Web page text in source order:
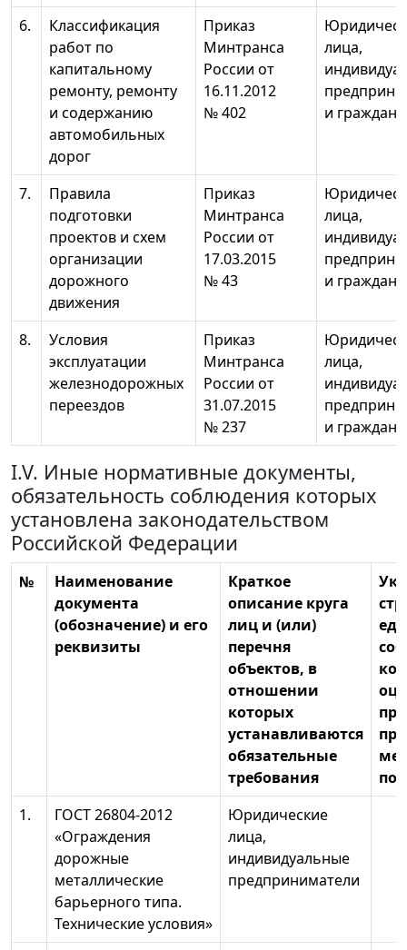
6.
Классификация
работ по
капитальному
ремонту, ремонту
и содержанию
автомобильных
дорог
Приказ
Минтранса
России от
16.11.2012
№ 402
лица,
и граждане
7.
Правила
подготовки
проектов и схем
организации
дорожного
движения
Приказ
Минтранса
России от
17.03.2015
№ 43
лица,
и граждане
8.
Условия
эксплуатации
железнодорожных
переездов
Приказ
Минтранса
России от
31.07.2015
№ 237
лица,
и граждане
I.V. Иные нормативные документы,
обязательность соблюдения которых
установлена законодательством
Российской Федерации
№
Наименование
документа
(обозначение) и его
реквизиты
Краткое
описание круга
лиц и (или)
перечня
объектов, в
отношении
которых
устанавливаются
обязательные
требования
при
по
1.
ГОСТ 26804-2012
«Ограждения
дорожные
металлические
барьерного типа.
Технические условия»
Юридические
лица,
индивидуальные
предприниматели